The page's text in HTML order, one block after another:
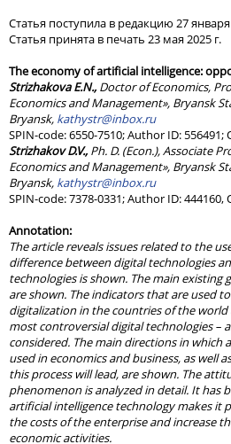
Статья поступила в редакцию 27 января
Статья принята в печать 23 мая 2025 г.
The economy of artificial intelligence:
Strizhakova E.N.,Doctor of Economics,
Economics and Management», Bryansk
Bryansk, kathystr@inbox.ru
SPIN-code: 6550-7510; Author ID: 556491;
Strizhakov D.V.,Ph. D. (Econ.), Associate
Economics and Management», Bryansk
Bryansk, kathystr@inbox.ru
SPIN-code: 7378-0331; Author ID: 444160,
Annotation:
The article reveals issues related to the
difference between digital technologies
technologies is shown. The main existing
are shown. The indicators that are used
digitalization in the countries of the world
most controversial digital technologies –
considered. The main directions in which
used in economics and business, as well
this process will lead, are shown. The
phenomenon is analyzed in detail. It has
artificial intelligence technology makes it
the costs of the enterprise and increase
economic activities.